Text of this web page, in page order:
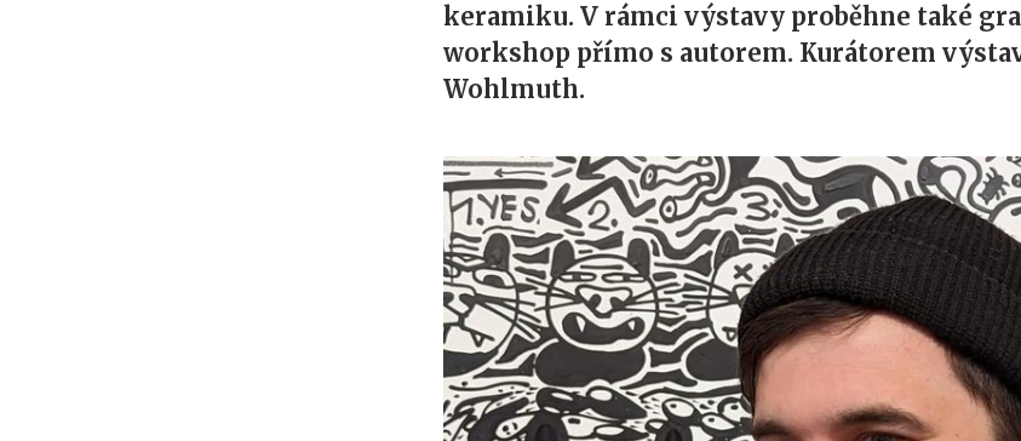
keramiku. V rámci výstavy proběhne také
workshop přímo s autorem. Kurátorem
Wohlmuth.